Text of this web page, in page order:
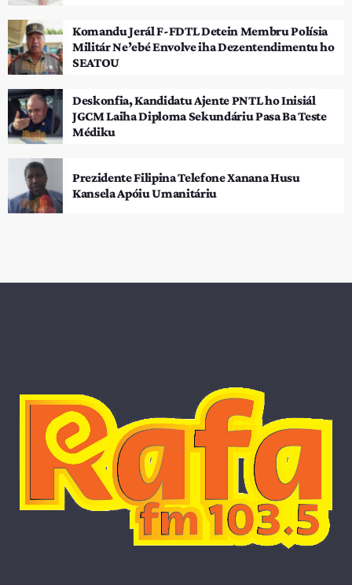
Komandu Jerál F-FDTL Detein Membru Polísia
Militár Ne’ebé Envolve iha Dezentendimentu ho
SEATOU
Deskonfia, Kandidatu Ajente PNTL ho Inisiál
JGCM Laiha Diploma Sekundáriu Pasa Ba Teste
Médiku
Prezidente Filipina Telefone Xanana Husu
Kansela Apóiu Umanitáriu